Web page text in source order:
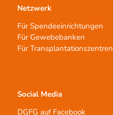
Netzwerk
Für Spendeeinrichtungen
Für Gewebebanken
Für Transplantationszentren
Social Media
DGFG auf Facebook